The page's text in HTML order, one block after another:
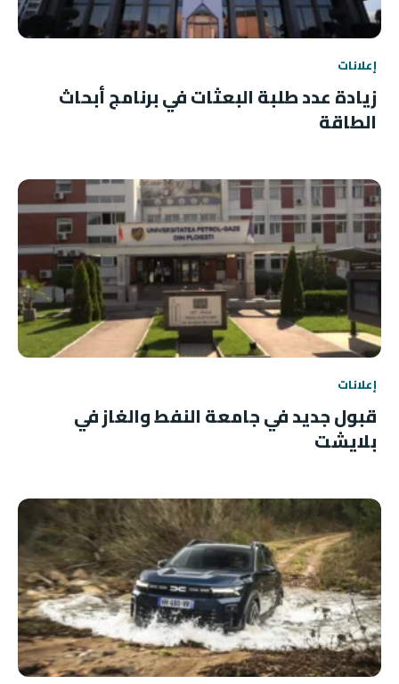
إعلانات
زيادة عدد طلبة البعثات في برنامج أبحاث
الطاقة
إعلانات
قبول جديد في جامعة النفط والغاز في
بلايشت